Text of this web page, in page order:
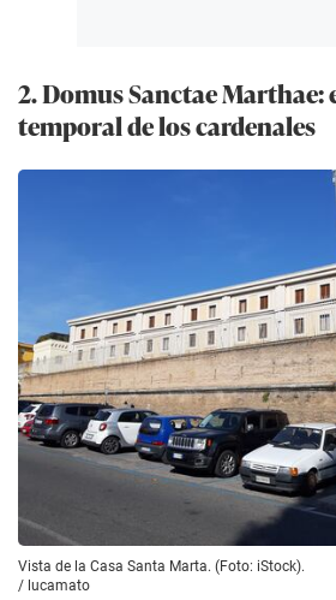
2. Domus Sanctae
temporal de los cardenales
Vista de la Casa Santa Marta. (Foto: iStock).
/ lucamato